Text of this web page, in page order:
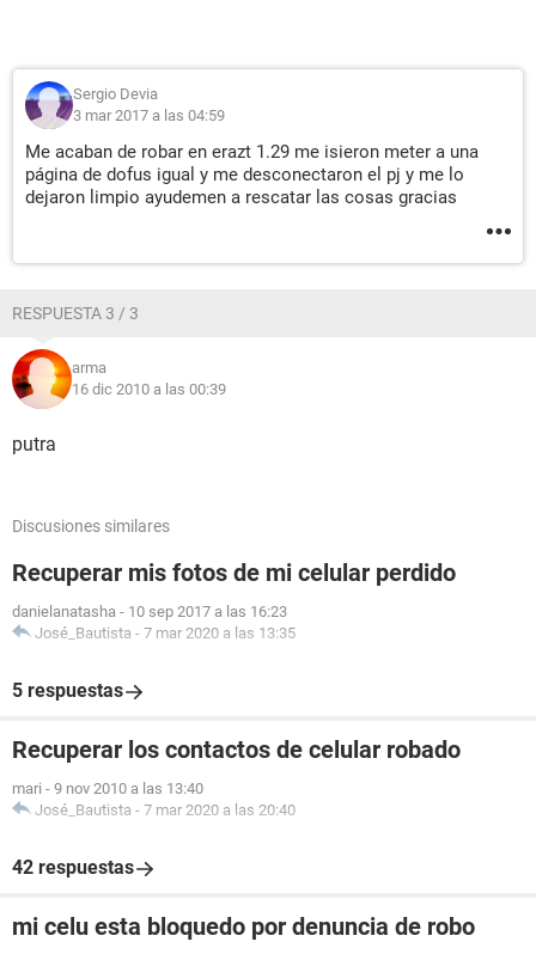
Sergio Devia
3 mar 2017 a las 04:59
Me acaban de robar en erazt 1.29 me isieron meter a una
página de dofus igual y me desconectaron el pj y me lo
dejaron limpio ayudemen a rescatar las cosas gracias
RESPUESTA 3 / 3
arma
16 dic 2010 a las 00:39
putra
Discusiones similares
Recuperar mis fotos de mi celular perdido
danielanatasha - 10 sep 2017 a las 16:23
José_Bautista - 7 mar 2020 a las 13:35
5 respuestas
Recuperar los contactos de celular robado
mari - 9 nov 2010 a las 13:40
José_Bautista - 7 mar 2020 a las 20:40
42 respuestas
mi celu esta bloquedo por denuncia de robo